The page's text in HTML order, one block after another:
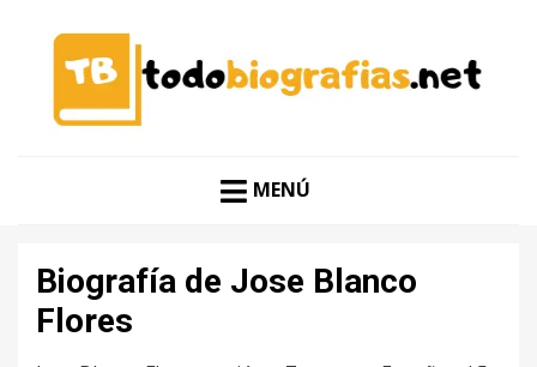
TODO BIOGRAFÍAS
MENÚ
Biografía de Jose Blanco
Flores